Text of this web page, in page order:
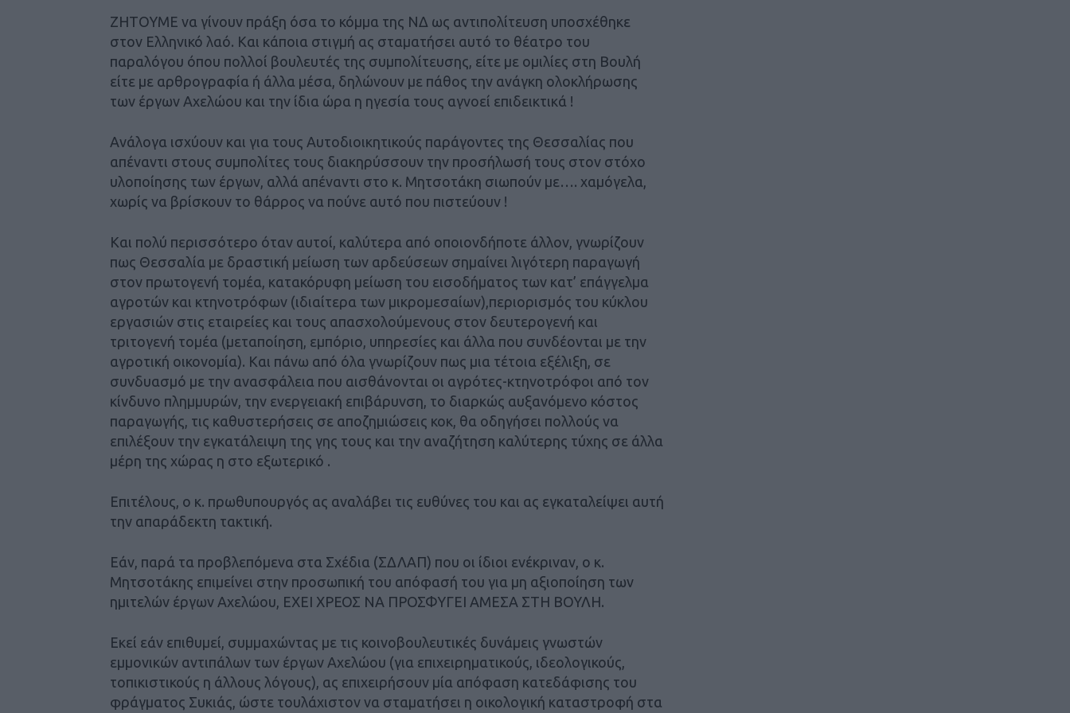
ΖΗΤΟΥΜΕ να γίνουν πράξη όσα το κόμμα της ΝΔ ως αντιπολίτευση υποσχέθηκε
στον Ελληνικό λαό. Και κάποια στιγμή ας σταματήσει αυτό το θέατρο του
παραλόγου όπου πολλοί βουλευτές της συμπολίτευσης, είτε με ομιλίες στη Βουλή
είτε με αρθρογραφία ή άλλα μέσα, δηλώνουν με πάθος την ανάγκη ολοκλήρωσης
των έργων Αχελώου και την ίδια ώρα η ηγεσία τους αγνοεί επιδεικτικά !
Ανάλογα ισχύουν και για τους Αυτοδιοικητικούς παράγοντες της Θεσσαλίας που
απέναντι στους συμπολίτες τους διακηρύσσουν την προσήλωσή τους στον στόχο
υλοποίησης των έργων, αλλά απέναντι στο κ. Μητσοτάκη σιωπούν με…. χαμόγελα,
χωρίς να βρίσκουν το θάρρος να πούνε αυτό που πιστεύουν !
Και πολύ περισσότερο όταν αυτοί, καλύτερα από οποιονδήποτε άλλον, γνωρίζουν
πως Θεσσαλία με δραστική μείωση των αρδεύσεων σημαίνει λιγότερη παραγωγή
στον πρωτογενή τομέα, κατακόρυφη μείωση του εισοδήματος των κατ’ επάγγελμα
αγροτών και κτηνοτρόφων (ιδιαίτερα των μικρομεσαίων),περιορισμός του κύκλου
εργασιών στις εταιρείες και τους απασχολούμενους στον δευτερογενή και
τριτογενή τομέα (μεταποίηση, εμπόριο, υπηρεσίες και άλλα που συνδέονται με την
αγροτική οικονομία). Και πάνω από όλα γνωρίζουν πως μια τέτοια εξέλιξη, σε
συνδυασμό με την ανασφάλεια που αισθάνονται οι αγρότες-κτηνοτρόφοι από τον
κίνδυνο πλημμυρών, την ενεργειακή επιβάρυνση, το διαρκώς αυξανόμενο κόστος
παραγωγής, τις καθυστερήσεις σε αποζημιώσεις κοκ, θα οδηγήσει πολλούς να
επιλέξουν την εγκατάλειψη της γης τους και την αναζήτηση καλύτερης τύχης σε άλλα
μέρη της χώρας η στο εξωτερικό .
Επιτέλους, ο κ. πρωθυπουργός ας αναλάβει τις ευθύνες του και ας εγκαταλείψει αυτή
την απαράδεκτη τακτική.
Εάν, παρά τα προβλεπόμενα στα Σχέδια (ΣΔΛΑΠ) που οι ίδιοι ενέκριναν, ο κ.
Μητσοτάκης επιμείνει στην προσωπική του απόφασή του για μη αξιοποίηση των
ημιτελών έργων Αχελώου, ΕΧΕΙ ΧΡΕΟΣ ΝΑ ΠΡΟΣΦΥΓΕΙ ΑΜΕΣΑ ΣΤΗ ΒΟΥΛΗ.
Εκεί εάν επιθυμεί, συμμαχώντας με τις κοινοβουλευτικές δυνάμεις γνωστών
εμμονικών αντιπάλων των έργων Αχελώου (για επιχειρηματικούς, ιδεολογικούς,
τοπικιστικούς η άλλους λόγους), ας επιχειρήσουν μία απόφαση κατεδάφισης του
φράγματος Συκιάς, ώστε τουλάχιστον να σταματήσει η οικολογική καταστροφή στα